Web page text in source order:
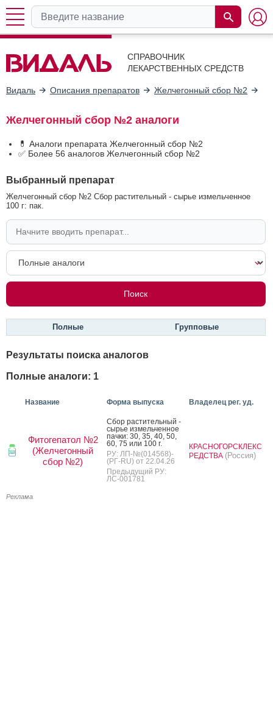
СПРАВОЧНИК
ЛЕКАРСТВЕННЫХ СРЕДСТВ
Видаль Описания препаратов Желчегонный сбор №2
Желчегонный сбор №2 аналоги
💊 Аналоги препарата Желчегонный сбор №2
✅ Более 56 аналогов Желчегонный сбор №2
Выбранный препарат
Желчегонный сбор №2 Сбор растительный - сырье измельченное
100 г: пак.
Полные Групповые
Результаты поиска аналогов
Полные аналоги: 1
Название Форма выпуска Владелец рег. уд.
Фитогепатол №2
(Желчегонный
сбор №2)
Сбор рас­ти­тель­ный -
сырье из­мель­чен­ное
пач­ки: 30, 35, 40, 50,
60, 75 или 100 г.
РУ: ЛП-№(014568)-
(РГ-RU) от 22.04.26
Предыдущий РУ:
ЛС-001781
КРАСНОГОРСКЛЕКС
РЕДСТВА (Россия)
Реклама